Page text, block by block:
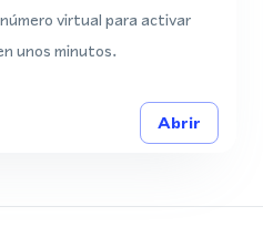
virtual para activar
unos minutos.
Abrir